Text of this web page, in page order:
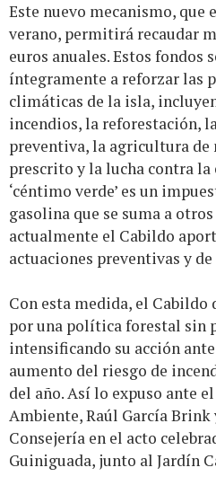
Este nuevo mecanismo, que
verano, permitirá recaudar
euros anuales. Estos fondos
íntegramente a reforzar las
climáticas de la isla,
incendios, la reforestación,
preventiva, la agricultura de
prescrito y la lucha contra
‘céntimo verde’ es un
gasolina que se suma a
actualmente el Cabildo
actuaciones preventivas y
Con esta medida, el Cabildo
por una política forestal sin
intensificando su acción
aumento del riesgo de
del año. Así lo expuso ante
Ambiente, Raúl García Brink
Consejería en el acto
Guiniguada, junto al Jardín